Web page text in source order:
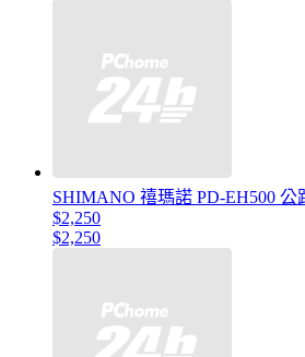
SHIMANO 禧瑪諾 PD-EH500 公
$2,250
$2,250